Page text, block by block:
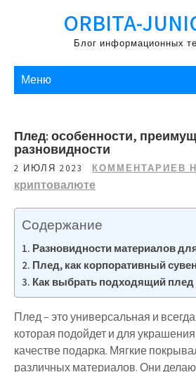
ORBITA-
Блог информационных
Меню
Плед: особенности,
разновидности
2 ИЮЛЯ 2023 КОММЕНТАРИЕВ
криптовалюте
Содержание
Разновидности материалов
Плед, как корпоративный
Как выбрать подходящий плед
Плед – это универсальная и
которая подойдет и для
качестве подарка. Мягкие
различных материалов. Они